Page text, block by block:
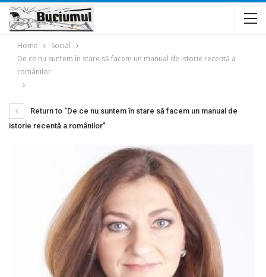
Home
Social
De ce nu suntem în stare să facem un manual de istorie recentă a
românilor
Return to "De ce nu suntem în stare să facem un manual de
istorie recentă a românilor"